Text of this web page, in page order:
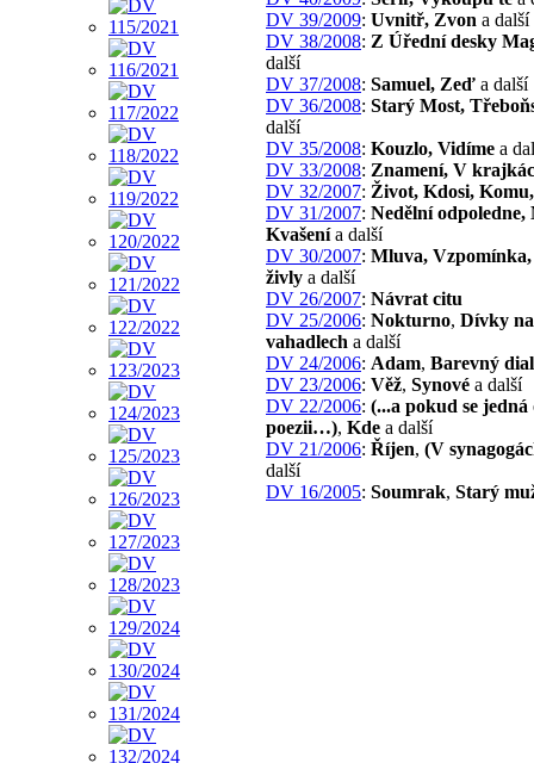
DV 39/2009: Uvnitř, Zvon a další
DV 38/2008: Z Úřední desky
další
DV 37/2008: Samuel, Zeď a další
DV 36/2008: Starý Most,
další
DV 35/2008: Kouzlo, Vidíme a
DV 33/2008: Znamení, V
DV 32/2007: Život, Kdosi,
DV 31/2007: Nedělní odpoledne,
Kvašenía další
DV 30/2007: Mluva, Vzpomínka,
živly a další
DV 26/2007: Návrat citu
DV 25/2006: Nokturno, Dívky na
vahadlech a další
DV 24/2006: Adam, Barevný
DV 23/2006: Věž, Synové a další
DV 22/2006: (...a pokud se jedná
poezii…), Kde a další
DV 21/2006: Říjen, (V
další
DV 16/2005: Soumrak, Starý